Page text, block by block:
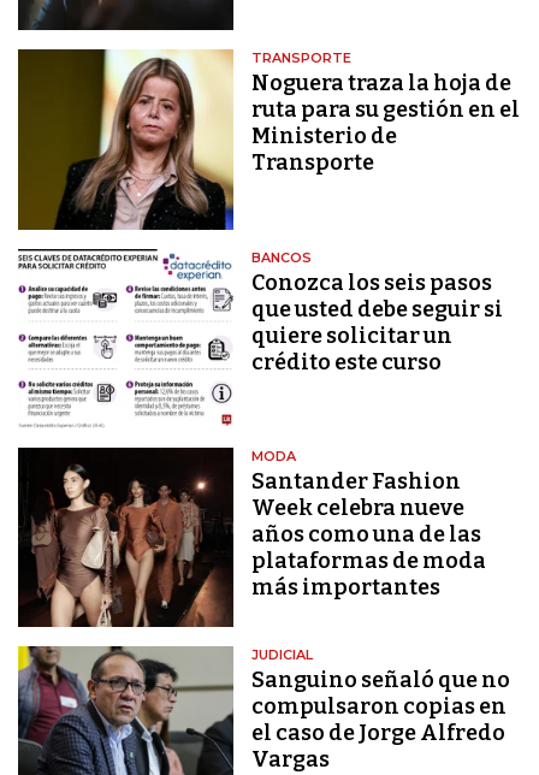
TRANSPORTE
Noguera traza la hoja de
ruta para su gestión en el
Ministerio de
Transporte
BANCOS
Conozca los seis pasos
que usted debe seguir si
quiere solicitar un
crédito este curso
MODA
Santander Fashion
Week celebra nueve
años como una de las
plataformas de moda
más importantes
JUDICIAL
Sanguino señaló que no
compulsaron copias en
el caso de Jorge Alfredo
Vargas